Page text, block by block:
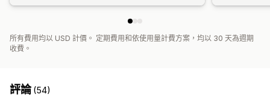
所有費用均以 USD 計價。 定期費用和依使用量計費方案，均以 30 天為週期
收費。
評論(54)